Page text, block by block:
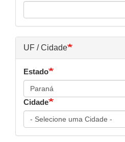
UF / Cidade
Estado
Cidade